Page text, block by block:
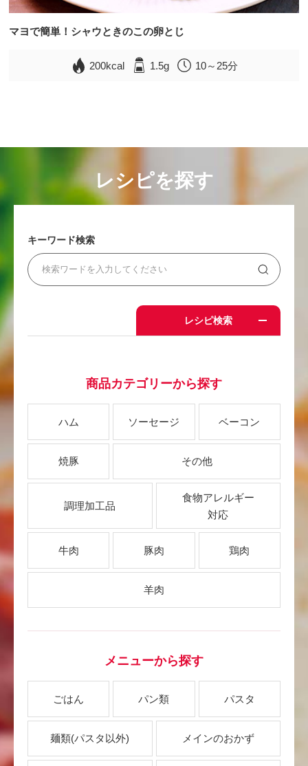
マヨで簡単！シャウときのこの卵とじ
200kcal 1.5g 10～25分
レシピを探す
キーワード検索
レシピ検索
商品カテゴリーから探す
ハム ソーセージ ベーコン
焼豚 その他
調理加工品
食物アレルギー
対応
牛肉 豚肉 鶏肉
羊肉
メニューから探す
ごはん パン類 パスタ
麺類(パスタ以外) メインのおかず